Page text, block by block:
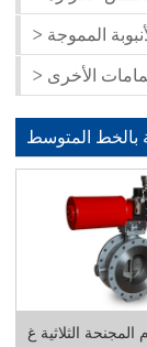
المموجة
الأخرى
بالخط المتوسط
المجنحة الثلاثية غ